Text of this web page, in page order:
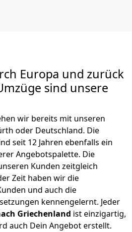
Europa und zurück
sind unsere
wir bereits mit unseren
oder Deutschland. Die
seit 12 Jahren ebenfalls ein
Angebotspalette. Die
Kunden zeitgleich
Zeit haben wir die
und auch die
kennengelernt. Jeder
Griechenland ist einzigartig,
auch Dein Angebot erstellt.